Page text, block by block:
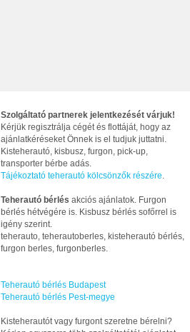
Szolgáltató partnerek jelentkezését várjuk!
Kérjük regisztrálja cégét és flottáját, hogy az
ajánlatkéréseket Önnek is el tudjuk juttatni.
Kisteherautó, kisbusz, furgon, pick-up,
transporter bérbe adás.
Tájékoztató teherautó kölcsönzők részére
Teherautó bérlés akciós ajánlatok. Furgon
bérlés hétvégére is. Kisbusz bérlés sofőrrel is
igény szerint.
teherauto, teherautoberles, kisteherautó bérlés,
furgon berles, furgonberles.
Teherautó bérlés Budapest
Teherautó bérlés Pest-megye
Kisteherautót vagy furgont szeretne bérelni?